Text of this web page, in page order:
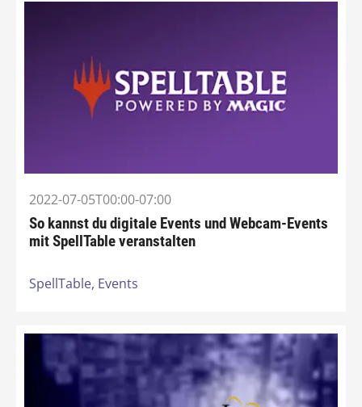
2022-07-05T00:00-07:00
So kannst du digitale Events und Webcam-Events
mit SpellTable veranstalten
SpellTable, Events